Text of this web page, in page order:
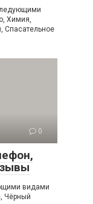
Химия,
Спасательное
0
видами
Чёрный